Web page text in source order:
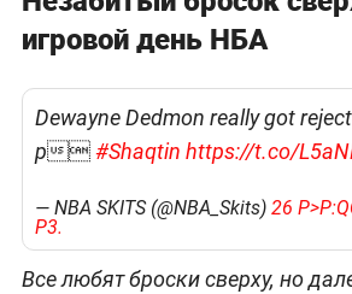
игровой день НБА
Dewayne Dedmon really got
p#Shaqtin https://t.co/
— NBA SKITS (@NBA_Skits) 26
P3.
Все любят броски сверху, но